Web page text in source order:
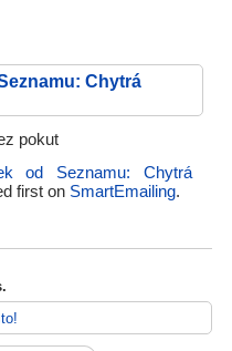
Chytrá
pokut
od Seznamu: Chytrá
first on SmartEmailing.